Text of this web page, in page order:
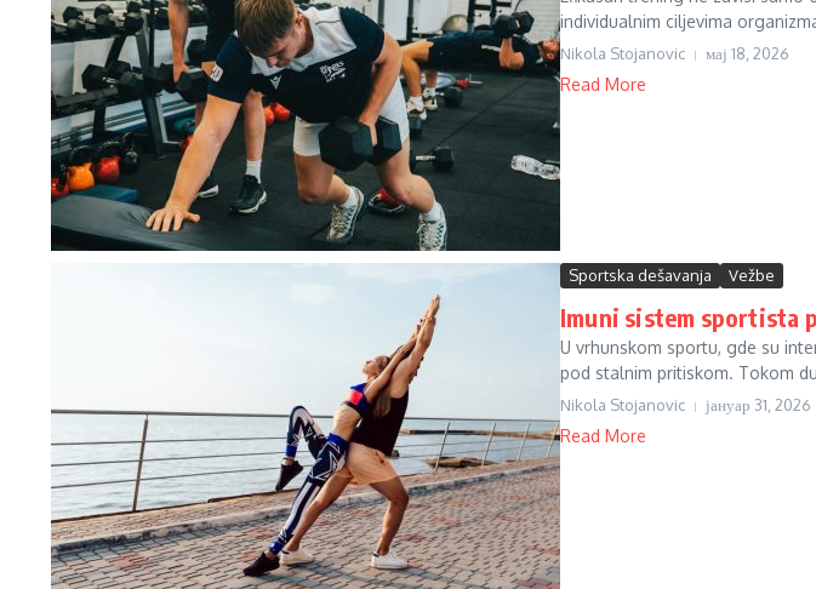
individualnim ciljevima
Nikola Stojanovic мај 18, 2026
Read More
Sportska dešavanja Vežbe
Imuni sistem sportista
U vrhunskom sportu, gde su
pod stalnim pritiskom. Tokom
Nikola Stojanovic јануар 31, 2026
Read More